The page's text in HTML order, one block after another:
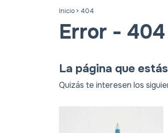
Inicio > 404
Error - 404
La página que
Quizás te interesen los